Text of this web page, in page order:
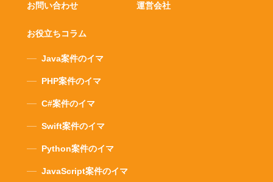
運営会社
お問い合わせ
お役立ちコラム
Java案件のイマ
PHP案件のイマ
C#案件のイマ
Swift案件のイマ
Python案件のイマ
JavaScript案件のイマ